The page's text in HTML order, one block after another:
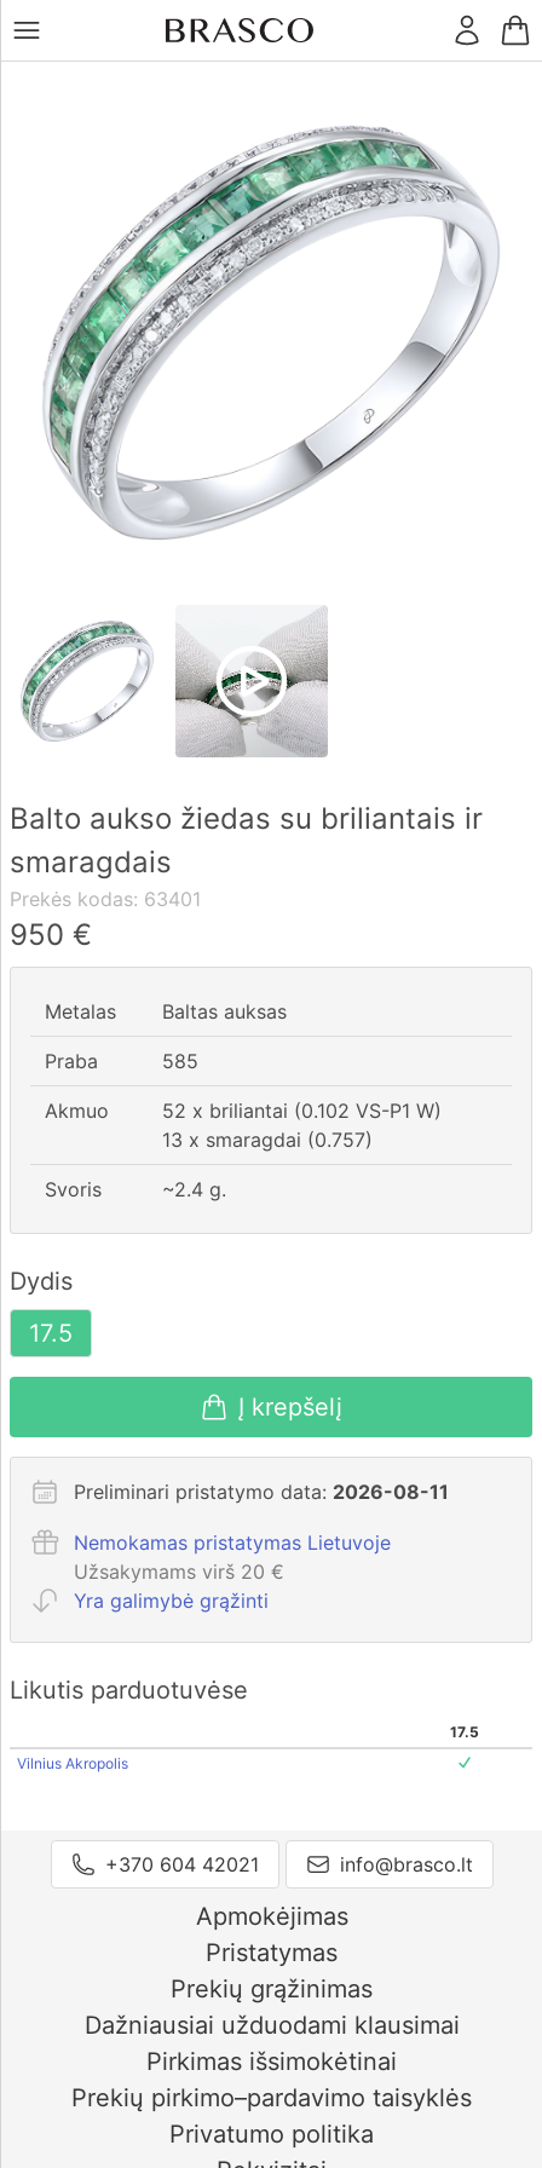
LT
Pakabukai
Apyrankės
Grandinėlės
Pristatymas
Apmokėjimas
Rekvizitai
Kontaktai
604 42021
Balto aukso žiedas su briliantais ir
smaragdais
Prekės kodas: 63401
950 €
Metalas Baltas auksas
Praba 585
Akmuo
52 x briliantai (0.102 VS-P1 W)
13 x smaragdai (0.757)
Svoris ~2.4 g.
Dydis
17.5
Į krepšelį
Preliminari pristatymo data: 2026-08-11
Nemokamas pristatymas Lietuvoje
Užsakymams virš 20 €
Yra galimybė grąžinti
Likutis parduotuvėse
17.5
Vilnius Akropolis
+370 604 42021 info@brasco.lt
Apmokėjimas
Pristatymas
Prekių grąžinimas
Dažniausiai užduodami klausimai
Pirkimas išsimokėtinai
Prekių pirkimo–pardavimo taisyklės
Privatumo politika